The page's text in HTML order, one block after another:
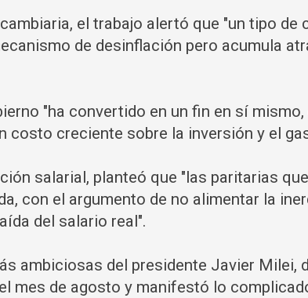
el trabajo alertó que "un tipo de
de desinflación pero acumula
"ha convertido en un fin en sí
costo creciente sobre la inversión y el
salarial, planteó que "las paritarias
con el argumento de no alimentar la
del salario real".
ambiciosas del presidente Javier Milei,
mes de agosto y manifestó lo